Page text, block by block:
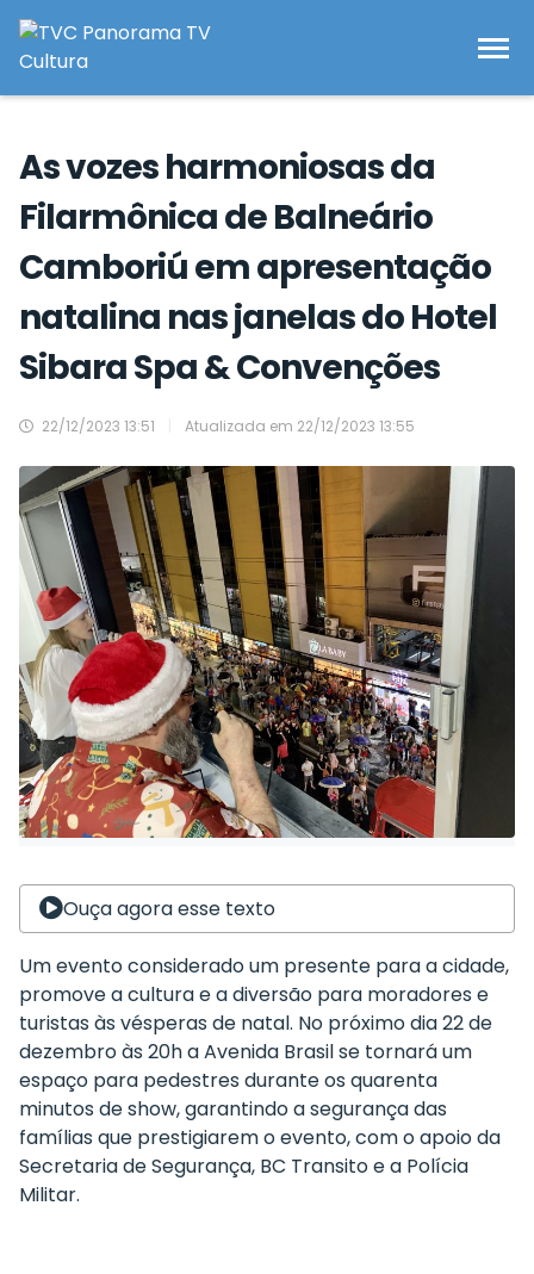
As vozes harmoniosas da
Filarmônica de Balneário
Camboriú em apresentação
natalina nas janelas do Hotel
Sibara Spa & Convenções
22/12/2023 13:51 Atualizada em 22/12/2023 13:55
Ouça agora esse texto
Um evento considerado um presente para a cidade,
promove a cultura e a diversão para moradores e
turistas às vésperas de natal. No próximo dia 22 de
dezembro às 20h a Avenida Brasil se tornará um
espaço para pedestres durante os quarenta
minutos de show, garantindo a segurança das
famílias que prestigiarem o evento, com o apoio da
Secretaria de Segurança, BC Transito e a Polícia
Militar.